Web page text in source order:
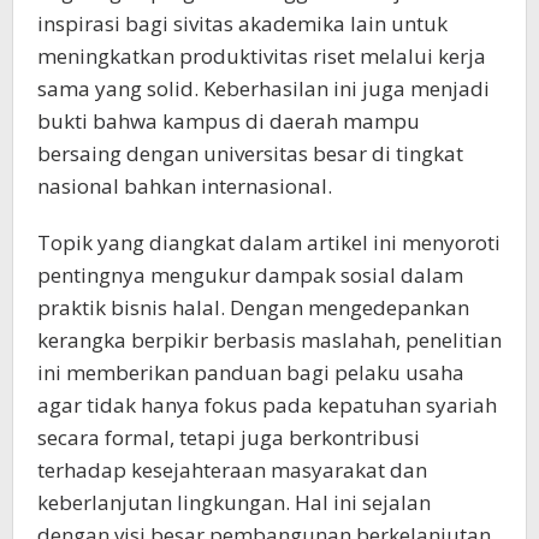
inspirasi bagi sivitas akademika lain untuk
meningkatkan produktivitas riset melalui kerja
sama yang solid. Keberhasilan ini juga menjadi
bukti bahwa kampus di daerah mampu
bersaing dengan universitas besar di tingkat
nasional bahkan internasional.
Topik yang diangkat dalam artikel ini menyoroti
pentingnya mengukur dampak sosial dalam
praktik bisnis halal. Dengan mengedepankan
kerangka berpikir berbasis maslahah, penelitian
ini memberikan panduan bagi pelaku usaha
agar tidak hanya fokus pada kepatuhan syariah
secara formal, tetapi juga berkontribusi
terhadap kesejahteraan masyarakat dan
keberlanjutan lingkungan. Hal ini sejalan